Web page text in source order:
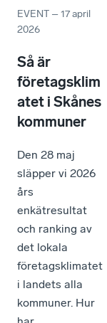
EVENT –17 april
2026
Så är
företagsklim
atet i Skånes
kommuner
Den 28 maj
släpper vi 2026
års
enkätresultat
och ranking av
det lokala
företagsklimatet
i landets alla
kommuner. Hur